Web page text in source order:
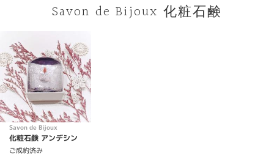
Savon de Bijoux 化粧石鹸
Savon de Bijoux
化粧石鹸 アンデシン
ご成約済み